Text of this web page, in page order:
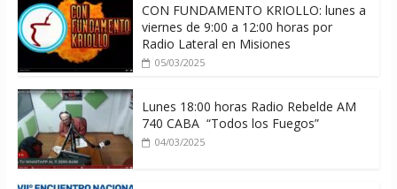
CON FUNDAMENTO KRIOLLO: lunes a
viernes de 9:00 a 12:00 horas por
Radio Lateral en Misiones
05/03/2025
Lunes 18:00 horas Radio Rebelde AM
740 CABA “Todos los Fuegos”
04/03/2025